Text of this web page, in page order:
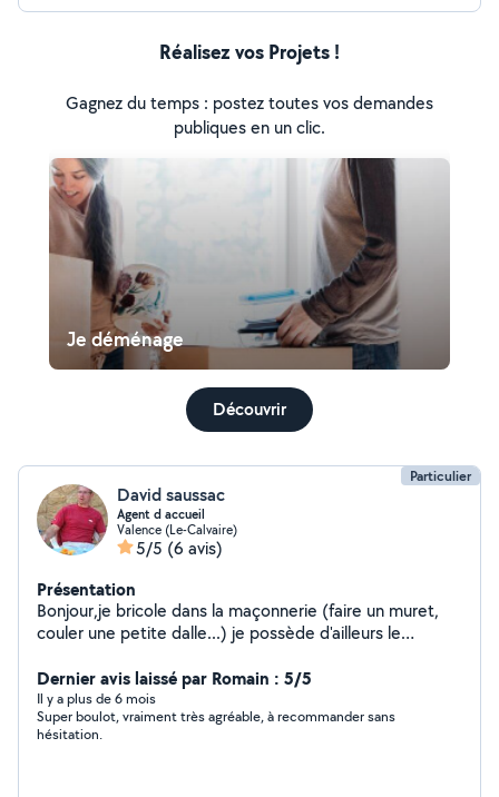
Réalisez vos Projets !
Gagnez du temps : postez toutes vos demandes
publiques en un clic.
Je déménage
Découvrir
Particulier
David saussac
Agent d accueil
Valence (Le-Calvaire)
5/5 (6 avis)
Présentation
Bonjour,je bricole dans la maçonnerie (faire un muret,
couler une petite dalle...) je possède d'ailleurs le
temps libre.Merci
Dernier avis laissé par Romain : 5/5
Il y a plus de 6 mois
Super boulot, vraiment très agréable, à recommander sans
hésitation.